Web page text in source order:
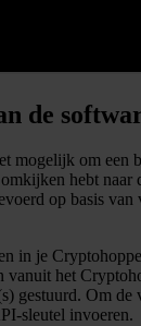
de
mogelijk om een
hebt naar
op basis van
in je
vanuit het
gestuurd. Om
sleutel invoeren.